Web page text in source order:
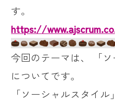
す。
https://
今回のテーマは、 「ソ
についてです。
「ソーシャルスタイル